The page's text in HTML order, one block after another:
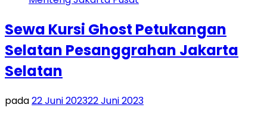
Sewa Kursi Ghost Petukangan
Selatan Pesanggrahan Jakarta
Selatan
pada22 Juni 202322 Juni 2023